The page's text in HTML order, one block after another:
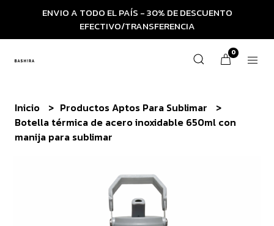
ENVIO A TODO EL PAÍS - 30% DE DESCUENTO
EFECTIVO/TRANSFERENCIA
0
Inicio
Productos Aptos Para Sublimar
Botella térmica de acero inoxidable 650ml con
manija para sublimar